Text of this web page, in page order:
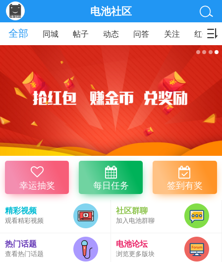
电池社区
全部
同城 帖子 动态 问答 关注 红包
幸运抽奖 每日任务 签到有奖
精彩视频
观看精彩视频
社区群聊
加入电池群聊
热门话题
查看热门话题
电池论坛
浏览更多版块